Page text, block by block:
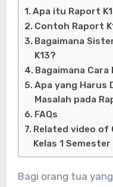
Apa itu Raport
Contoh Raport
Bagaimana
K13?
Bagaimana Cara
Apa yang Harus
Masalah pada
FAQs
Related video of
Kelas 1 Semester
Bagi orang tua